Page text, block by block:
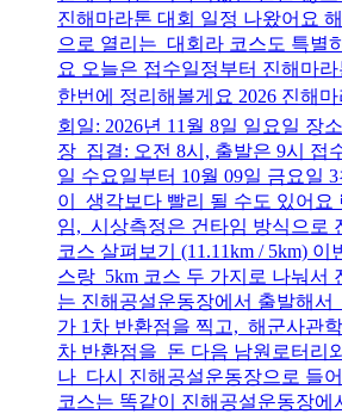
진해마라톤 대회 일정 나왔어요
으로 열리는 대회라 코스도 특별
요 오늘은 접수일정부터 진해마
한번에 정리해볼게요 2026 진해
회일: 2026년 11월 8일 일요일 장
장 집결: 오전 8시, 출발은 9시 접
일 수요일부터 10월 09일 금요일
이 생각보다 빨리 될 수도 있어요
임, 시상측정은 건타임 방식으로
코스 살펴보기 (11.11km / 5km) 이
스랑 5km 코스 두 가지로 나눠서
는 진해공설운동장에서 출발해서
가 1차 반환점을 찍고, 해군사관
차 반환점을 돈 다음 남원로터리
나 다시 진해공설운동장으로 들
코스는 똑같이 진해공설운동장